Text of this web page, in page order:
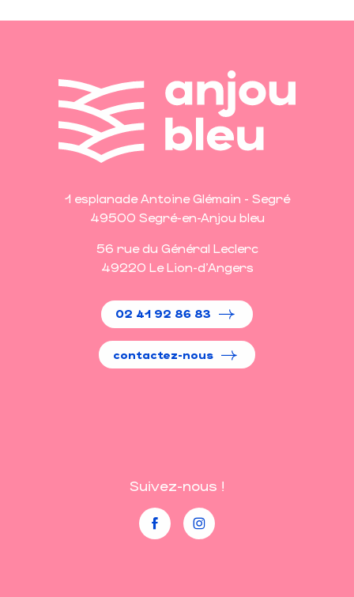
1 esplanade Antoine Glémain - Segré
49500 Segré-en-Anjou bleu
56 rue du Général Leclerc
49220 Le Lion-d'Angers
02 41 92 86 83
contactez-nous
Suivez-nous !